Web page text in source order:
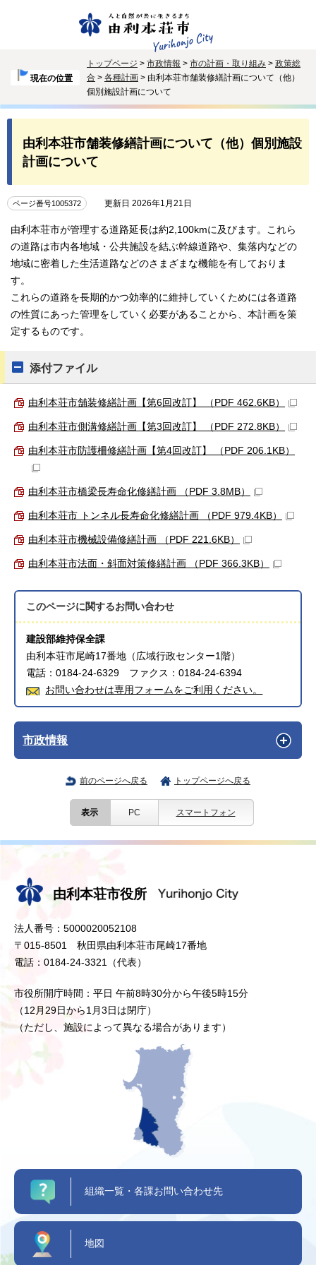
現在の位置
トップページ > 市政情報 > 市の計画・取り組み > 政策総
合 > 各種計画 > 由利本荘市舗装修繕計画について（他）
個別施設計画について
由利本荘市舗装修繕計画について（他）個別施設
計画について
ページ番号1005372 更新日 2026年1月21日
由利本荘市が管理する道路延長は約2,100kmに及びます。これら
の道路は市内各地域・公共施設を結ぶ幹線道路や、集落内などの
地域に密着した生活道路などのさまざまな機能を有しておりま
す。
これらの道路を長期的かつ効率的に維持していくためには各道路
の性質にあった管理をしていく必要があることから、本計画を策
定するものです。
添付ファイル
由利本荘市舗装修繕計画【第6回改訂】 （PDF 462.6KB）
由利本荘市側溝修繕計画【第3回改訂】 （PDF 272.8KB）
由利本荘市防護柵修繕計画【第4回改訂】 （PDF 206.1KB）
由利本荘市橋梁長寿命化修繕計画 （PDF 3.8MB）
由利本荘市 トンネル長寿命化修繕計画 （PDF 979.4KB）
由利本荘市機械設備修繕計画 （PDF 221.6KB）
由利本荘市法面・斜面対策修繕計画 （PDF 366.3KB）
このページに関するお問い合わせ
建設部維持保全課
由利本荘市尾崎17番地（広域行政センター1階）
電話：0184-24-6329 ファクス：0184-24-6394
お問い合わせは専用フォームをご利用ください。
市政情報
前のページへ戻る トップページへ戻る
表示 PC スマートフォン
由利本荘市役所
法人番号：5000020052108
〒015-8501 秋田県由利本荘市尾崎17番地
電話：0184-24-3321（代表）
市役所開庁時間：平日 午前8時30分から午後5時15分
（12月29日から1月3日は閉庁）
（ただし、施設によって異なる場合があります）
組織一覧・各課お問い合わせ先
地図